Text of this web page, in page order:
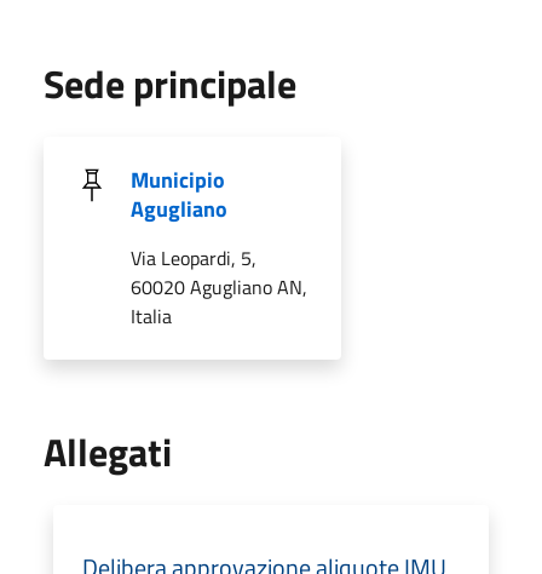
Sede principale
Municipio
Agugliano
Via Leopardi, 5,
60020 Agugliano AN,
Italia
Allegati